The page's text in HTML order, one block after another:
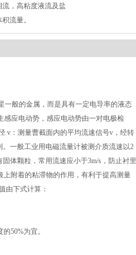
，高粘度液流及盐
流量。
一般的金属，而是具有一定电导率的液态
感应电动势，感应电动势由一对电极检
v：测量曹截面内的平均流速信号v，经转
一般工业用电磁流量计被测介质流速以2
体颗粒，常用流速应小于3m/s，防止衬里
附着的粘滞物的作用，有利于提高测量
由下式计算：
50%为宜。